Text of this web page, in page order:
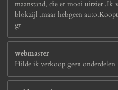
maanstand, die er mooi uitziet
blokzijl ,maar hebgeen
gr
webmaster
Hilde ik verkoop geen onderdelen